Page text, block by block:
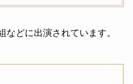
などに出演されています。